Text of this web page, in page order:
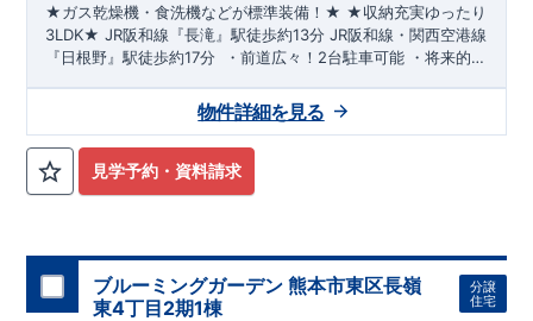
★ガス乾燥機・食洗機などが標準装備！★ ★収納充実ゆったり
3LDK★ JR阪和線『長滝』駅徒歩約13分 JR阪和線・関西空港線
『日根野』駅徒歩約17分 ​ ​・前道広々！ 2台駐車可能 ​・将来的に
パントリー設置​・各居室に収納
ワイドバルコニー​・水回りは
を積極採用 ​・トイレは各階に設置 ​ ​
15分
​『市立日根野小学校』徒歩約11分
徒歩約12分​ ​『ファミリーマート泉佐野日根野店』
見学予約・資料請求
物件詳細を見る
ブルーミングガーデン 熊本市東区長嶺
東4丁目2期1棟
分譲
住宅